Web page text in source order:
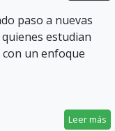
paso a nuevas
estudian
un enfoque
Leer más